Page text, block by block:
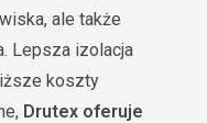
ale także
Lepsza izolacja
koszty
Drutex oferuje